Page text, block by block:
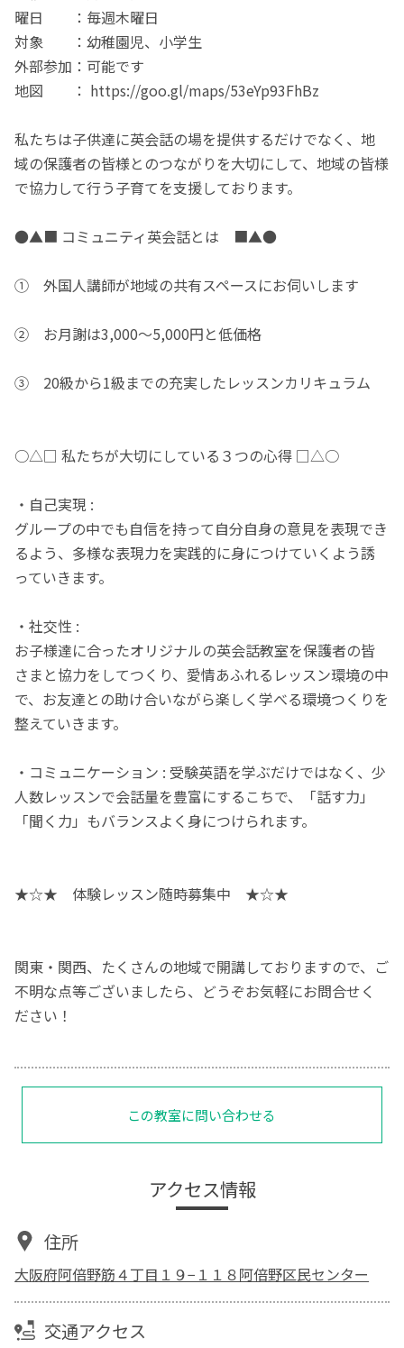
曜日 ：毎週木曜日
対象 ：幼稚園児、小学生
外部参加：可能です
地図 ： https://goo.gl/maps/53eYp93FhBz
私たちは子供達に英会話の場を提供するだけでなく、地
域の保護者の皆様とのつながりを大切にして、地域の皆様
で協力して行う子育てを支援しております。
●▲■ コミュニティ英会話とは ■▲●
① 外国人講師が地域の共有スペースにお伺いします
② お月謝は3,000〜5,000円と低価格
③ 20級から1級までの充実したレッスンカリキュラム
○△□ 私たちが大切にしている３つの心得 □△○
・自己実現 :
グループの中でも自信を持って自分自身の意見を表現でき
るよう、多様な表現力を実践的に身につけていくよう誘
っていきます。
・社交性 :
お子様達に合ったオリジナルの英会話教室を保護者の皆
さまと協力をしてつくり、愛情あふれるレッスン環境の中
で、お友達との助け合いながら楽しく学べる環境つくりを
整えていきます。
・コミュニケーション : 受験英語を学ぶだけではなく、少
人数レッスンで会話量を豊富にするこちで、「話す力」
「聞く力」もバランスよく身につけられます。
★☆★ 体験レッスン随時募集中 ★☆★
関東・関西、たくさんの地域で開講しておりますので、ご
不明な点等ございましたら、どうぞお気軽にお問合せく
ださい！
この教室に問い合わせる
アクセス情報
住所
大阪府阿倍野筋４丁目１９−１１８阿倍野区民センター
交通アクセス